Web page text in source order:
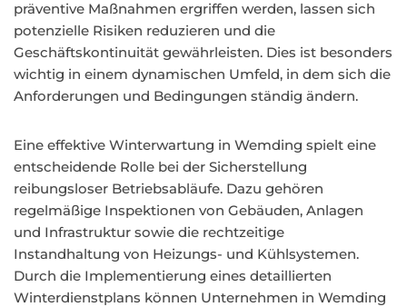
präventive Maßnahmen ergriffen werden, lassen sich
potenzielle Risiken reduzieren und die
Geschäftskontinuität gewährleisten. Dies ist besonders
wichtig in einem dynamischen Umfeld, in dem sich die
Anforderungen und Bedingungen ständig ändern.
Eine effektive Winterwartung in Wemding spielt eine
entscheidende Rolle bei der Sicherstellung
reibungsloser Betriebsabläufe. Dazu gehören
regelmäßige Inspektionen von Gebäuden, Anlagen
und Infrastruktur sowie die rechtzeitige
Instandhaltung von Heizungs- und Kühlsystemen.
Durch die Implementierung eines detaillierten
Winterdienstplans können Unternehmen in Wemding